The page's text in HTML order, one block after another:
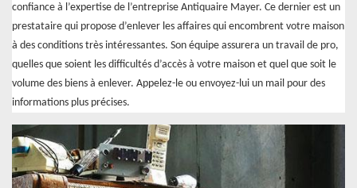
confiance à l’expertise de l’entreprise Antiquaire Mayer. Ce dernier est un
prestataire qui propose d’enlever les affaires qui encombrent votre maison
à des conditions très intéressantes. Son équipe assurera un travail de pro,
quelles que soient les difficultés d’accès à votre maison et quel que soit le
volume des biens à enlever. Appelez-le ou envoyez-lui un mail pour des
informations plus précises.